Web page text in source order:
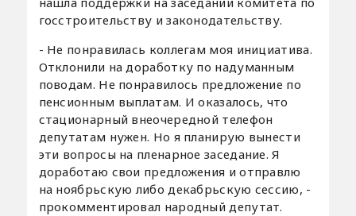
госстроительству и законодательству.
- Не понравилась коллегам моя инициатива.
Отклонили на доработку по надуманным
поводам. Не понравилось предложение по
пенсионным выплатам. И оказалось, что
стационарный внеочередной телефон
депутатам нужен. Но я планирую вынести
эти вопросы на пленарное заседание. Я
доработаю свои предложения и отправлю
на ноябрьскую либо декабрьскую сессию, -
прокомментировал народный депутат.